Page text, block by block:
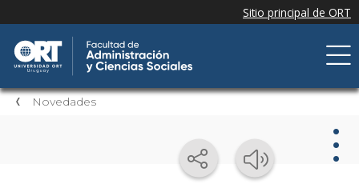
Novedades